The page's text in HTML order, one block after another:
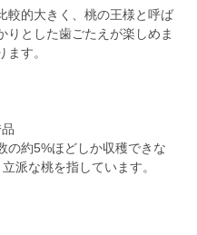
較的大きく、桃の王様と呼ば
りとした歯ごたえが楽しめま
す。
約5%ほどしか収穫できな
派な桃を指しています。